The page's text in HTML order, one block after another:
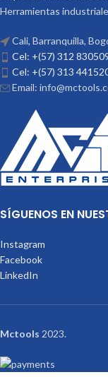
Herramientas
Cali, Barranquilla,
Cel: +(57) 312
Cel: +(57) 313
Email:
SÍGUENOS EN
Instagram
Facebook
LinkedIn
Mctools 2023.